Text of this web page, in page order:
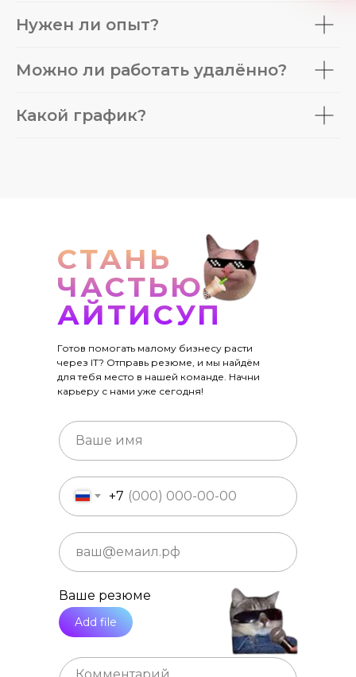
Нужен ли опыт?
Можно ли работать удалённо?
Какой график?
СТАНЬ
ЧАСТЬЮ
АЙТИСУП
Готов помогать малому бизнесу расти
через IT? Отправь резюме, и мы найдём
для тебя место в нашей команде. Начни
карьеру с нами уже сегодня!
+7
Ваше резюме
Add file